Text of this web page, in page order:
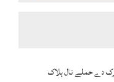
دے حملے نال ہلاک